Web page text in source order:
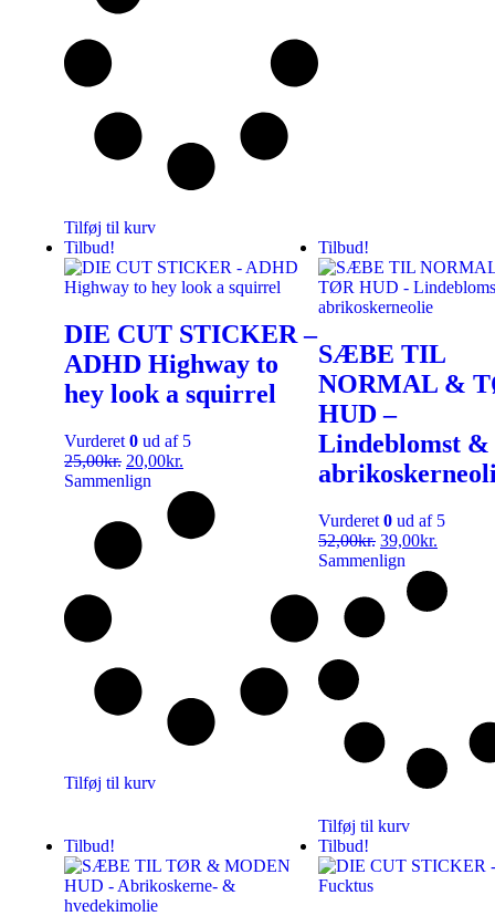
Tilføj til kurv
Tilbud!
DIE CUT STICKER –
ADHD Highway to
hey look a squirrel
Vurderet 0 ud af 5
25,00kr. 20,00kr.
Sammenlign
Tilføj til kurv
Tilbud!
SÆBE TIL
NORMAL &
HUD –
Lindeblomst &
Vurderet 0 ud af 5
52,00kr. 39,00kr.
Sammenlign
Tilføj til kurv
Tilbud!
Tilbud!